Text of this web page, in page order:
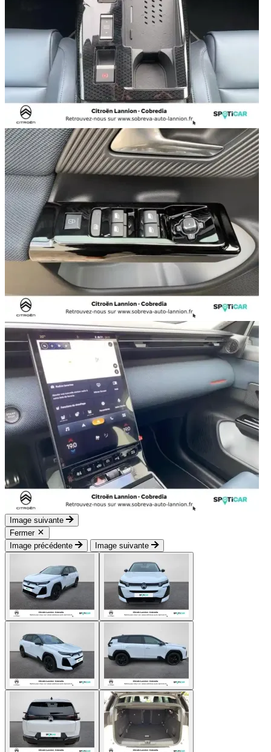
Image suivante
Fermer
Image précédente
Image suivante